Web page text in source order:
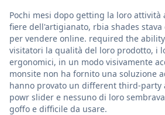
Pochi mesi dopo getting la loro attività
fiere dell'artigianato, rbia shades
per vendere online. required the
visitatori la qualità del loro prodotto, i
ergonomici, in un modo visivamente
monsite non ha fornito una soluzione
hanno provato un different third-party
powr slider e nessuno di loro
goffo e difficile da usare.